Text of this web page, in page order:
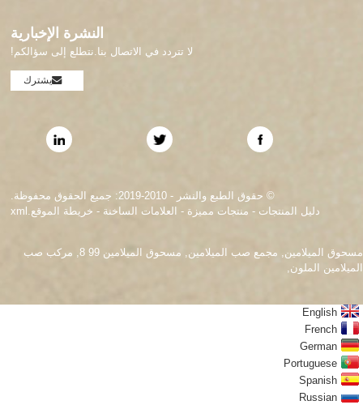
النشرة الإخبارية
لا تتردد في الاتصال بنا.نتطلع إلى سؤالكم!
يشترك
© حقوق الطبع والنشر - 2010-2019: جميع الحقوق محفوظة.
دليل المنتجات - منتجات مميزة - العلامات الساخنة - خريطة الموقع.xml
مسحوق الميلامين مجمع صب الميلامين مسحوق الميلامين 99 8
مركب صب
الميلامين الملون
English
French
German
Portuguese
Spanish
Russian